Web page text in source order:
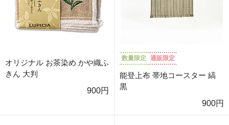
オリジナル お茶染め かや織ふ
きん 大判
900円
数量限定 通販限定
能登上布 帯地コースター 縞
黒
900円